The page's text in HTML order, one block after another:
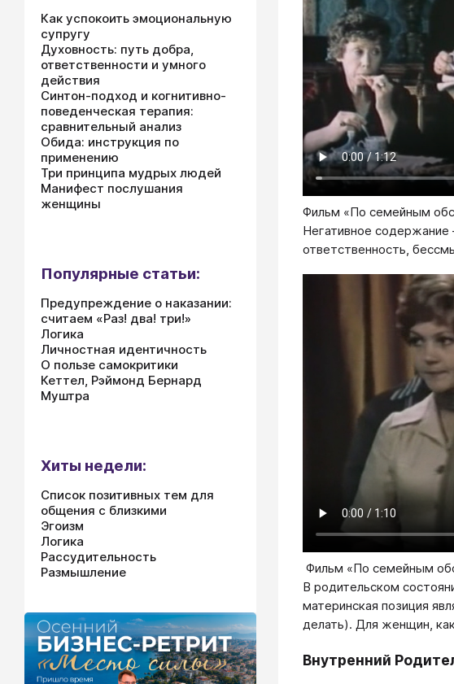
Фильм «По семейным
Негативное
ответственность,
Фильм «По семейным
В родительском
материнская позиция
делать). Для женщин,
Внутренний
Как успокоить эмоциональную
супругу
Духовность: путь добра,
ответственности и умного
действия
Синтон-подход и когнитивно-
поведенческая терапия:
сравнительный анализ
Обида: инструкция по
применению
Три принципа мудрых людей
Манифест послушания
женщины
Популярные статьи:
Предупреждение о наказании:
считаем «Раз! два! три!»
Логика
Личностная идентичность
О пользе самокритики
Кеттел, Рэймонд Бернард
Муштра
Хиты недели:
Список позитивных тем для
общения с близкими
Эгоизм
Логика
Рассудительность
Размышление